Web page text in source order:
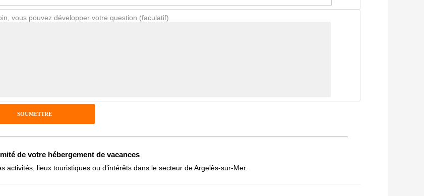
- Combien font 7x4 (en chiffres) :
l'établissement :
vous pouvez développer votre question (faculatif)
de votre hébergement de vacances
activités, lieux touristiques ou d'intérêts dans le secteur de Argelès-sur-Mer.